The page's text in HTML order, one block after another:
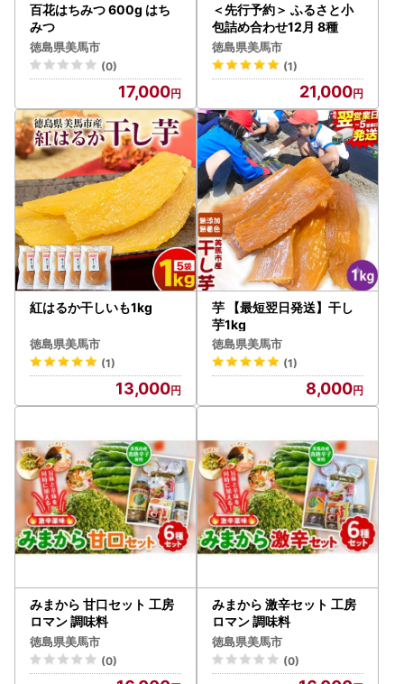
百花はちみつ 600g はち
みつ
徳島県美馬市
(0)
17,000
＜先行予約＞ ふるさと小
包詰め合わせ12月 8種
徳島県美馬市
(1)
21,000
紅はるか干しいも1kg
徳島県美馬市
(1)
13,000
芋 【最短翌日発送】干し
芋1kg
徳島県美馬市
(1)
8,000
みまから 甘口セット 工房
ロマン 調味料
徳島県美馬市
(0)
みまから 激辛セット 工房
ロマン 調味料
徳島県美馬市
(0)